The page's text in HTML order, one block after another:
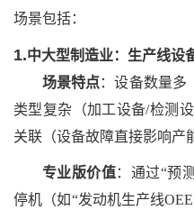
场景包括：
1.中大型制造业：生产线设
场景特点：设备数量多
类型复杂（加工设备/检测
关联（设备故障直接影响产
专业版价值：通过“预
停机（如“发动机生产线